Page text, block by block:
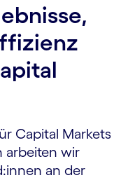
Capital Markets
arbeiten wir
an der